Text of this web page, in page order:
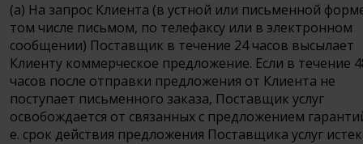
(a) На запрос Клиента (в устной или письменной
том числе письмом, по телефаксу или в электронном
сообщении) Поставщик в течение 24 часов высылает
Клиенту коммерческое предложение. Если в течение
часов после отправки предложения от Клиента не
поступает письменного заказа, Поставщик услуг
освобождается от связанных с предложением
е. срок действия предложения Поставщика услуг